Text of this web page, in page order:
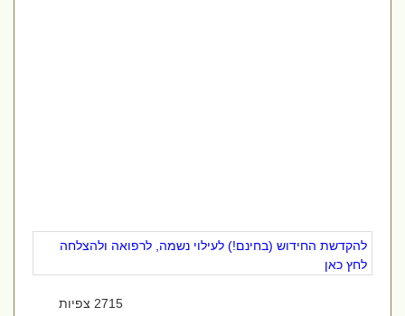
להקדשת החידוש (בחינם!) לעילוי נשמה, לרפואה ולהצלחה
לחץ כאן
2715 צפיות